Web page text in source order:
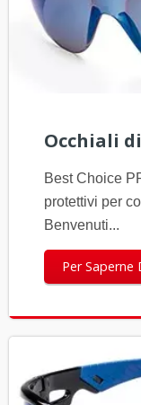
Occhiali
Best Choice
protettivi per
Benvenuti...
Per Saperne